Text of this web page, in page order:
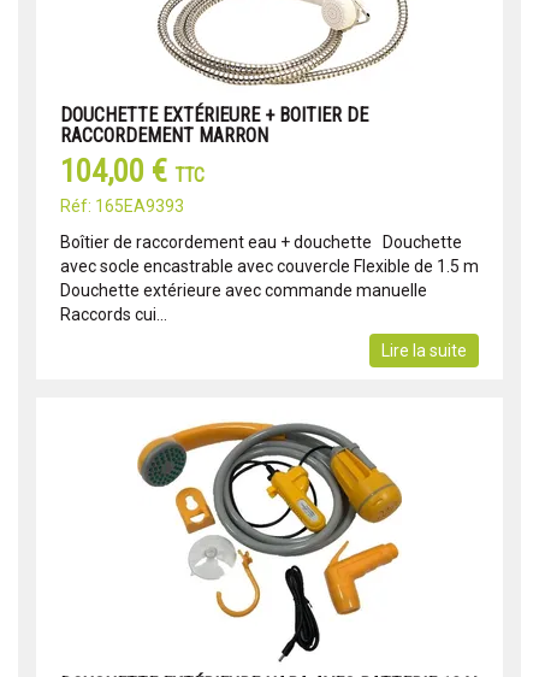
DOUCHETTE EXTÉRIEURE + BOITIER DE
RACCORDEMENT MARRON
104,00 € TTC
Réf: 165EA9393
Boîtier de raccordement eau + douchette Douchette
avec socle encastrable avec couvercle Flexible de 1.5 m
Douchette extérieure avec commande manuelle
Raccords cui...
Lire la suite